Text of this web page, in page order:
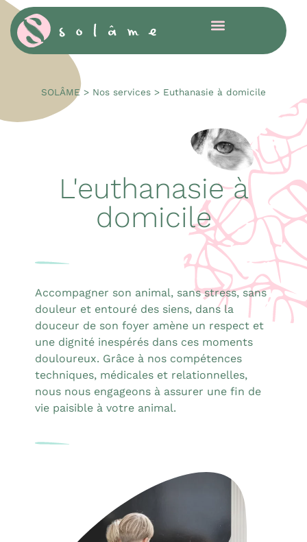
SOLÂME> Nos services > Euthanasie à domicile
L'euthanasie à
domicile
Accompagner son animal, sans stress, sans
douleur et entouré des siens, dans la
douceur de son foyer amène un respect et
une dignité inespérés dans ces moments
douloureux. Grâce à nos compétences
techniques, médicales et relationnelles,
nous nous engageons à assurer une fin de
vie paisible à votre animal.
Cookies management panel